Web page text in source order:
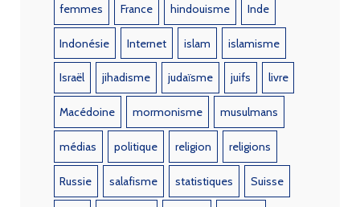
femmes France hindouisme Inde
Indonésie Internet islam islamisme
Israël jihadisme judaïsme juifs livre
Macédoine mormonisme musulmans
médias politique religion religions
Russie salafisme statistiques Suisse